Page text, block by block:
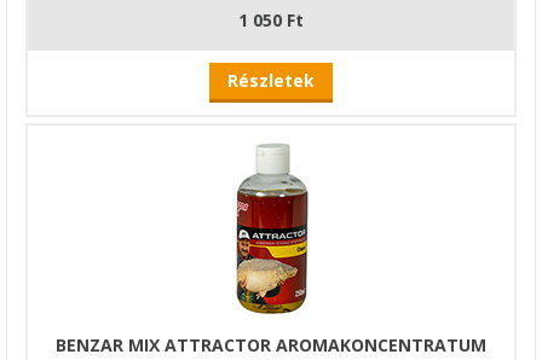
1 050 Ft
Részletek
BENZAR MIX ATTRACTOR AROMAKONCENTRATUM